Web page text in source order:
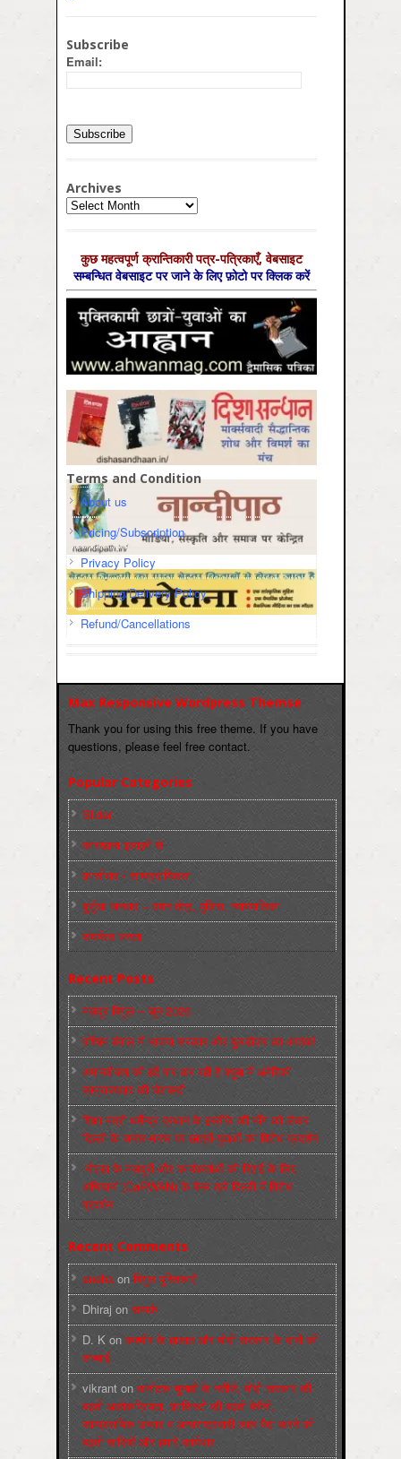
Subscribe
Email:
Archives
Archives
कुछ महत्‍वपूर्ण क्रान्तिकारी पत्र-पत्रिकाएँ, वेबसाइट
सम्‍बन्धित वेबसाइट पर जाने के लिए फ़ोटो पर क्लिक करें
Terms and Condition
About us
Pricing/Subscription
Privacy Policy
Shipping/Delivery Policy
Refund/Cancellations
Max Responsive Wordpress Themse
Thank you for using this free theme. If you have
questions, please feel free contact.
Popular Categories
Slider
कारख़ाना इलाक़ों से
फ़ासीवाद / साम्‍प्रदायिकता
बुर्जुआ जनवाद – दमन तंत्र, पुलिस, न्‍यायपालिका
संघर्षरत जनता
Recent Posts
मज़दूर बिगुल – जून 2026
पश्चिम बंगाल में भाजपा सरकार और बुलडोज़र का आतंक!
अमानवीयता की हदें पार कर रही है क्यूबा में अमेरिकी
साम्राज्यवाद की घेराबन्दी
शिक्षा मंत्री धर्मेन्द्र प्रधान के इस्तीफ़े की माँग को लेकर
दिल्ली के जन्तर-मन्तर पर छात्रों-युवाओं का विरोध प्रदर्शन
‘नोएडा के मज़दूरों और कार्यकर्ताओं की रिहाई के लिए
अभियान’ (CaRWAN) के बैनर तले दिल्ली में विरोध
प्रदर्शन
Recent Comments
sneha on बिगुल पुस्तिकाएँ
Dhiraj on सम्पर्क
D. K on कश्मीर के हालात और मोदी सरकार के दावों की
सच्चाई
vikrant onकर्नाटक चुनावों के नतीजे, मोदी सरकार की
बढ़ती अलोकप्रियता, फ़ासिस्टों की बढ़ती बेचैनी,
साम्प्रदायिक उन्माद व अन्धराष्ट्रवादी लहर पैदा करने की
बढ़ती साज़िशें और हमारे कार्यभार